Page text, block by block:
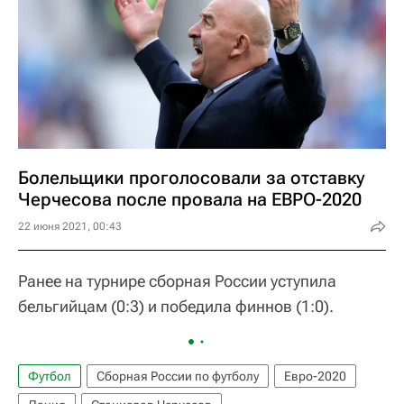
Болельщики проголосовали за отставку
Черчесова после провала на ЕВРО-2020
22 июня 2021, 00:43
Ранее на турнире сборная России уступила
бельгийцам (0:3) и победила финнов (1:0).
Футбол Сборная России по футболу
Евро-2020